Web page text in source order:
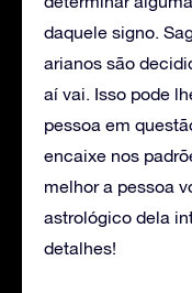
daquele signo.
arianos são
aí vai. Isso pode
pessoa em
encaixe nos
melhor a pessoa
astrológico dela
detalhes!